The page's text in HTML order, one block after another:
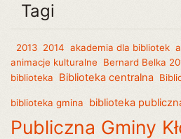
Tagi
2013 2014 akademia dla bibliotek
animacje kulturalne
Bernard Belka
biblioteka Biblioteka centralna
biblioteka gmina biblioteka
Publiczna Gminy